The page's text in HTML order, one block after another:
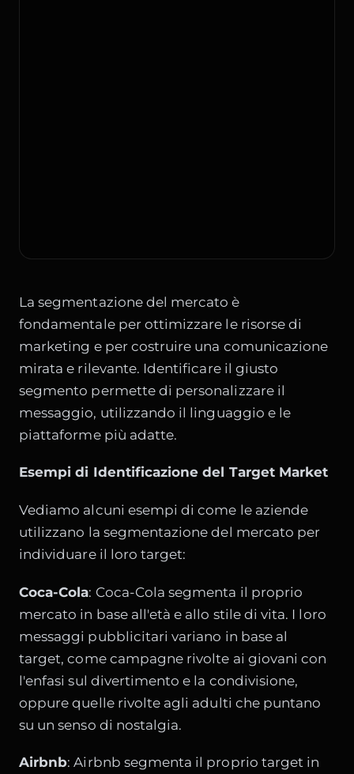
La segmentazione del mercato è
fondamentale per ottimizzare le risorse di
marketing e per costruire una comunicazione
mirata e rilevante. Identificare il giusto
segmento permette di personalizzare il
messaggio, utilizzando il linguaggio e le
piattaforme più adatte.
Esempi di Identificazione del Target Market
Vediamo alcuni esempi di come le aziende
utilizzano la segmentazione del mercato per
individuare il loro target:
Coca-Cola: Coca-Cola segmenta il proprio
mercato in base all'età e allo stile di vita. I loro
messaggi pubblicitari variano in base al
target, come campagne rivolte ai giovani con
l'enfasi sul divertimento e la condivisione,
oppure quelle rivolte agli adulti che puntano
su un senso di nostalgia.
Airbnb:Airbnb segmenta il proprio target in